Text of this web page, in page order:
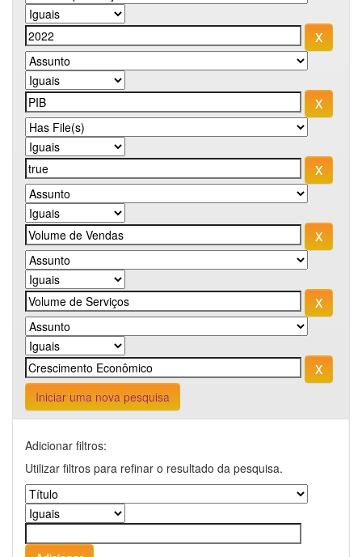
Iniciar uma nova pesquisa
Adicionar filtros:
Utilizar filtros para refinar o resultado da pesquisa.